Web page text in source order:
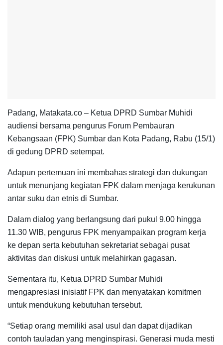
Padang, Matakata.co – Ketua DPRD Sumbar Muhidi
audiensi bersama pengurus Forum Pembauran
Kebangsaan (FPK) Sumbar dan Kota Padang, Rabu (15/1)
di gedung DPRD setempat.
Adapun pertemuan ini membahas strategi dan dukungan
untuk menunjang kegiatan FPK dalam menjaga kerukunan
antar suku dan etnis di Sumbar.
Dalam dialog yang berlangsung dari pukul 9.00 hingga
11.30 WIB, pengurus FPK menyampaikan program kerja
ke depan serta kebutuhan sekretariat sebagai pusat
aktivitas dan diskusi untuk melahirkan gagasan.
Sementara itu, Ketua DPRD Sumbar Muhidi
mengapresiasi inisiatif FPK dan menyatakan komitmen
untuk mendukung kebutuhan tersebut.
“Setiap orang memiliki asal usul dan dapat dijadikan
contoh tauladan yang menginspirasi. Generasi muda mesti